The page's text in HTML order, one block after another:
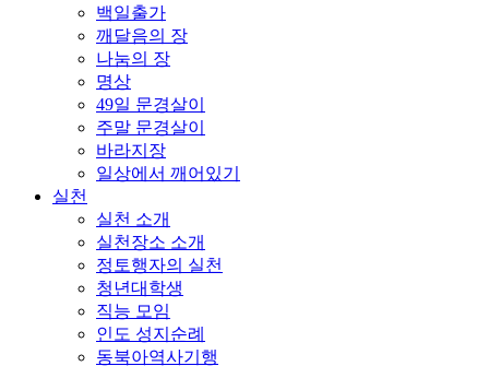
백일출가
깨달음의 장
나눔의 장
명상
49일 문경살이
주말 문경살이
바라지장
일상에서 깨어있기
실천
실천 소개
실천장소 소개
정토행자의 실천
청년대학생
직능 모임
인도 성지순례
동북아역사기행